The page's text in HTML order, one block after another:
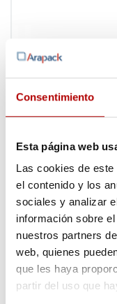
Consentimiento
Esta página web
Las cookies de
el contenido y los
sociales y analizar
información sobre
nuestros partners
web, quienes
que les haya
partir del uso que